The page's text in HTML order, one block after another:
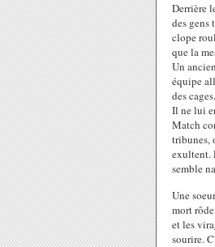
Derrière
des gens
clope
que la
Un
équipe
des
Il ne lui
Match
tribunes,
exultent.
semble
Une
mort
et les
sourire.